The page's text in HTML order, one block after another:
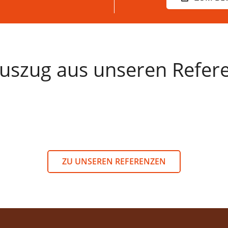
aus unseren
ZU UNSEREN REFERENZEN